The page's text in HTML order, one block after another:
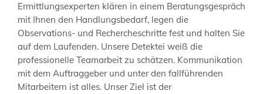
Ermittlungsexperten klären in einem Beratungsgespräch
mit Ihnen den Handlungsbedarf, legen die
Observations- und Rechercheschritte fest und halten Sie
auf dem Laufenden. Unsere Detektei weiß die
professionelle Teamarbeit zu schätzen. Kommunikation
mit dem Auftraggeber und unter den fallführenden
Mitarbeitern ist alles. Unser Ziel ist der